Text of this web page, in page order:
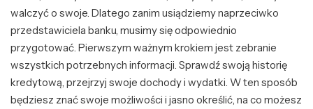
walczyć o swoje. Dlatego zanim usiądziemy naprzeciwko
przedstawiciela banku, musimy się odpowiednio
przygotować. Pierwszym ważnym krokiem jest zebranie
wszystkich potrzebnych informacji. Sprawdź swoją historię
kredytową, przejrzyj swoje dochody i wydatki. W ten sposób
będziesz znać swoje możliwości i jasno określić, na co możesz